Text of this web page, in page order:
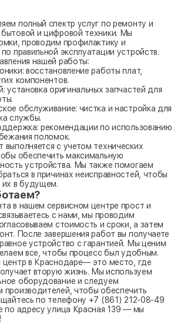
полный спектр услуг по ремонту и
и цифровой техники. Мы
проводим профилактику и
правильной эксплуатации устройств.
нашей работы:
восстановление работы плат,
компонентов.
установка оригинальных запчастей для
обслуживание: чистка и настройка для
службы.
рекомендации по использованию
поломок.
с учетом технических
обеспечить максимальную
устройства. Мы также помогаем
в причинах неисправностей, чтобы
их в будущем.
в нашем сервисном центре прост и
с нами, мы проводим
стоимость и сроки, а затем
После завершения работ вы получаете
устройство с гарантией. Мы ценим
все, чтобы процесс был удобным.
центр в Краснодаре— это место, где
вторую жизнь. Мы используем
оборудование и следуем
производителей, чтобы обеспечить
по телефону +7 (861) 212-08-49
по адресу улица Красная 139 — мы